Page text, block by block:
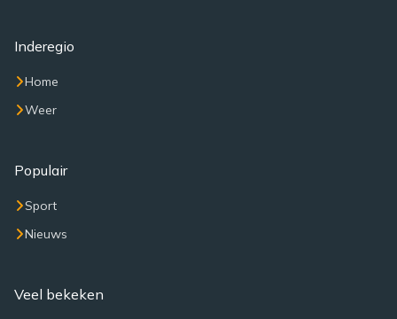
Inderegio
Home
Weer
Populair
Sport
Nieuws
Veel bekeken